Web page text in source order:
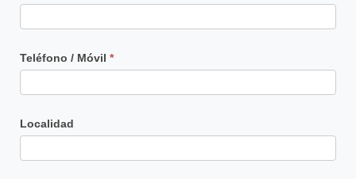
Teléfono / Móvil *
Localidad